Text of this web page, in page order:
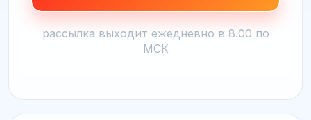
рассылка выходит ежедневно в 8.00 по
МСК